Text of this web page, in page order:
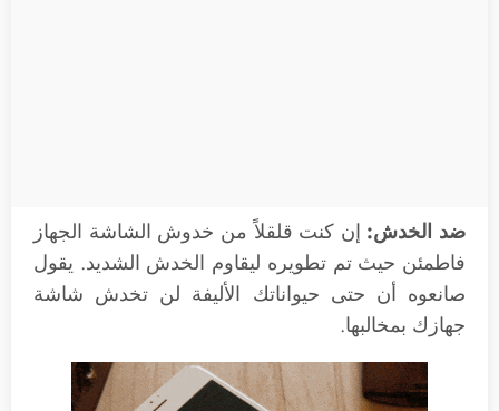
ضد الخدش: إن كنت قلقلاً من خدوش الشاشة الجهاز
فاطمئن حيث تم تطويره ليقاوم الخدش الشديد. يقول
صانعوه أن حتى حيواناتك الأليفة لن تخدش شاشة
جهازك بمخالبها.